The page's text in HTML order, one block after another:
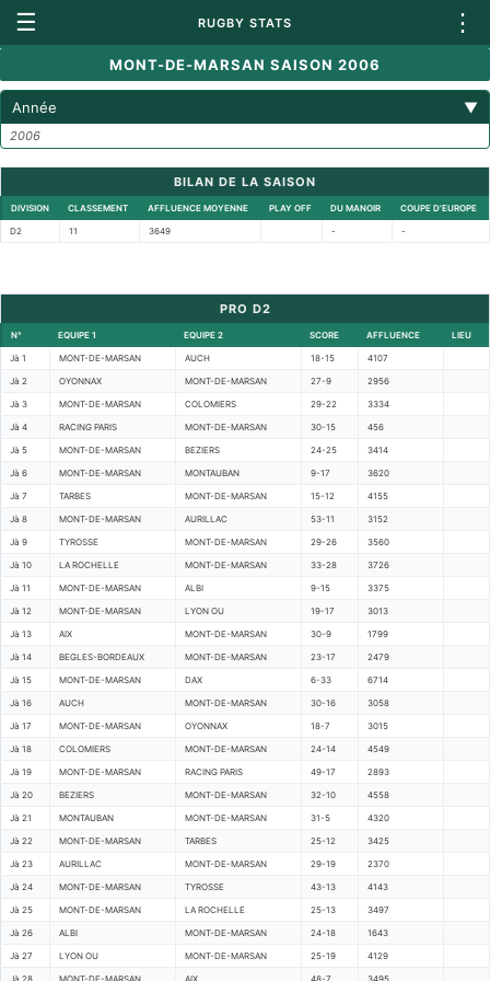
☰ RUGBY STATS ⋮
MONT-DE-MARSAN SAISON 2006
Année ▼
2006
BILAN DE LA SAISON
DIVISION CLASSEMENT AFFLUENCE MOYENNE PLAY OFF DU MANOIR COUPE D'EUROPE
D2 11 3649 - -
PRO D2
N° EQUIPE 1 EQUIPE 2 SCORE AFFLUENCE LIEU
Jà 1 MONT-DE-MARSAN AUCH 18-15 4107
Jà 2 OYONNAX MONT-DE-MARSAN 27-9 2956
Jà 3 MONT-DE-MARSAN COLOMIERS 29-22 3334
Jà 4 RACING PARIS MONT-DE-MARSAN 30-15 456
Jà 5 MONT-DE-MARSAN BEZIERS 24-25 3414
Jà 6 MONT-DE-MARSAN MONTAUBAN 9-17 3620
Jà 7 TARBES MONT-DE-MARSAN 15-12 4155
Jà 8 MONT-DE-MARSAN AURILLAC 53-11 3152
Jà 9 TYROSSE MONT-DE-MARSAN 29-26 3560
Jà 10 LA ROCHELLE MONT-DE-MARSAN 33-28 3726
Jà 11 MONT-DE-MARSAN ALBI 9-15 3375
Jà 12 MONT-DE-MARSAN LYON OU 19-17 3013
Jà 13 AIX MONT-DE-MARSAN 30-9 1799
Jà 14 BEGLES-BORDEAUX MONT-DE-MARSAN 23-17 2479
Jà 15 MONT-DE-MARSAN DAX 6-33 6714
Jà 16 AUCH MONT-DE-MARSAN 30-16 3058
Jà 17 MONT-DE-MARSAN OYONNAX 18-7 3015
Jà 18 COLOMIERS MONT-DE-MARSAN 24-14 4549
Jà 19 MONT-DE-MARSAN RACING PARIS 49-17 2893
Jà 20 BEZIERS MONT-DE-MARSAN 32-10 4558
Jà 21 MONTAUBAN MONT-DE-MARSAN 31-5 4320
Jà 22 MONT-DE-MARSAN TARBES 25-12 3425
Jà 23 AURILLAC MONT-DE-MARSAN 29-19 2370
Jà 24 MONT-DE-MARSAN TYROSSE 43-13 4143
Jà 25 MONT-DE-MARSAN LA ROCHELLE 25-13 3497
Jà 26 ALBI MONT-DE-MARSAN 24-18 1643
Jà 27 LYON OU MONT-DE-MARSAN 25-19 4129
Jà 28 MONT-DE-MARSAN AIX 48-7 3495